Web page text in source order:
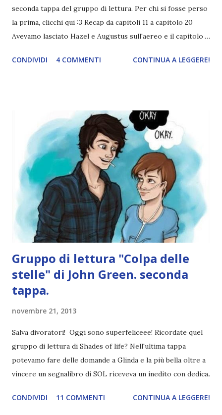
seconda tappa del gruppo di lettura. Per chi si fosse perso
la prima, clicchi qui :3 Recap da capitoli 11 a capitolo 20
Avevamo lasciato Hazel e Augustus sull'aereo e il capitolo
capitoli successi i due ragazzi fanno visita a Peter Van
rivela ad Hazel della sua ricaduta e, una volta tornati a casa,
il ragazzo peggiora sempre più. Impressioni . Questi
capitoli li ho trovati molto commoventi, ma ciononostante
ho pianto poco, poiché quei due sono fantastici. Il loro
umorismo è così contaggioso che mi hanno fatto sorridere
anche quando la situazione era messa male. È stato difficile
e triste leggere di come il cancro sta pian piano uccidendo
Augustus. Non so se sono pronta a proseguire...
CONDIVIDI 4 COMMENTI CONTINUA A LEGGERE!
Gruppo di lettura "Colpa delle
stelle" di John Green. seconda
tappa.
novembre 21, 2013
Salva divoratori! Oggi sono superfeliceee! Ricordate quel
gruppo di lettura di Shades of life? Nell'ultima tappa
potevamo fare delle domande a Glinda e la più bella oltre a
vincere un segnalibro di SOL riceveva un inedito con dedica.
Cioò io, sfigata per come sono! Inutile dirvi l'emozione.
CONDIVIDI 11 COMMENTI CONTINUA A LEGGERE!